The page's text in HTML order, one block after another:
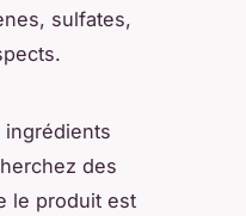
sulfates,
des
le produit est